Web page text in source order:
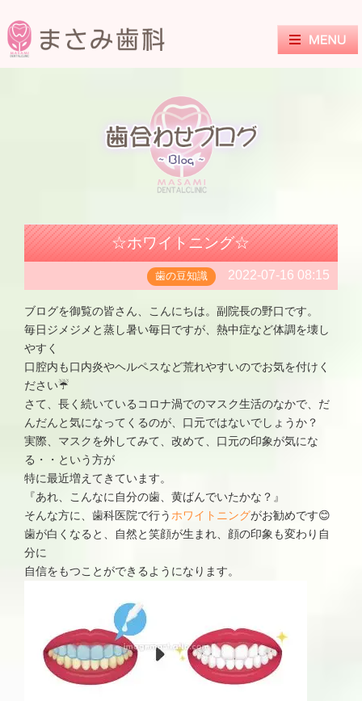
☆ホワイトニング☆
歯の豆知識 2022-07-16 08:15
ブログを御覧の皆さん、こんにちは。副院長の野口です。
毎日ジメジメと蒸し暑い毎日ですが、熱中症など体調を壊し
やすく
口腔内も口内炎やヘルペスなど荒れやすいのでお気を付けく
ださい☔
さて、長く続いているコロナ渦でのマスク生活のなかで、だ
んだんと気になってくるのが、口元ではないでしょうか？
実際、マスクを外してみて、改めて、口元の印象が気にな
る・・という方が
特に最近増えてきています。
『あれ、こんなに自分の歯、黄ばんでいたかな？』
そんな方に、歯科医院で行う ホワイトニングがお勧めです😊
歯が白くなると、自然と笑顔が生まれ、顔の印象も変わり自
分に
自信をもつことができるようになります。